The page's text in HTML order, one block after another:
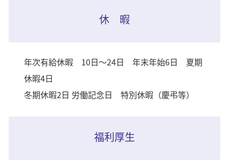
休 暇
年次有給休暇 10日〜24日 年末年始6日 夏期
休暇4日
冬期休暇2日 労働記念日 特別休暇（慶弔等）
福利厚生